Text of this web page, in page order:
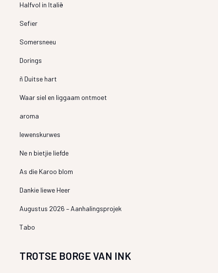
Halfvol in Italië
Sefier
Somersneeu
Dorings
ñ Duitse hart
Waar siel en liggaam ontmoet
aroma
lewenskurwes
Ne n bietjie liefde
As die Karoo blom
Dankie liewe Heer
Augustus 2026 – Aanhalingsprojek
Tabo
TROTSE BORGE VAN INK